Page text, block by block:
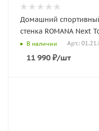
Домашний
стенка ROMANA Next
В наличии Арт.:
11 990 ₽/шт